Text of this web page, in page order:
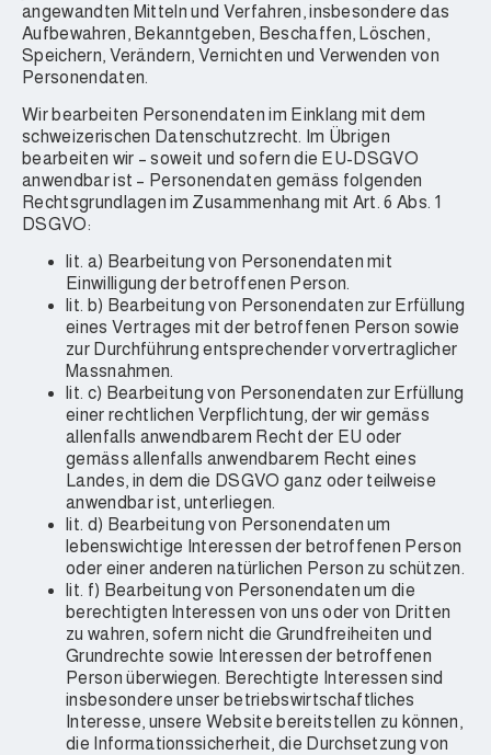
angewandten Mitteln und Verfahren, insbesondere das
Aufbewahren, Bekanntgeben, Beschaffen, Löschen,
Speichern, Verändern, Vernichten und Verwenden von
Personendaten.
Wir bearbeiten Personendaten im Einklang mit dem
schweizerischen Datenschutzrecht. Im Übrigen
bearbeiten wir – soweit und sofern die EU-DSGVO
anwendbar ist – Personendaten gemäss folgenden
Rechtsgrundlagen im Zusammenhang mit Art. 6 Abs. 1
DSGVO:
lit. a) Bearbeitung von Personendaten mit
Einwilligung der betroffenen Person.
lit. b) Bearbeitung von Personendaten zur Erfüllung
eines Vertrages mit der betroffenen Person sowie
zur Durchführung entsprechender vorvertraglicher
Massnahmen.
lit. c) Bearbeitung von Personendaten zur Erfüllung
einer rechtlichen Verpflichtung, der wir gemäss
allenfalls anwendbarem Recht der EU oder
gemäss allenfalls anwendbarem Recht eines
Landes, in dem die DSGVO ganz oder teilweise
anwendbar ist, unterliegen.
lit. d) Bearbeitung von Personendaten um
lebenswichtige Interessen der betroffenen Person
oder einer anderen natürlichen Person zu schützen.
lit. f) Bearbeitung von Personendaten um die
berechtigten Interessen von uns oder von Dritten
zu wahren, sofern nicht die Grundfreiheiten und
Grundrechte sowie Interessen der betroffenen
Person überwiegen. Berechtigte Interessen sind
insbesondere unser betriebswirtschaftliches
Interesse, unsere Website bereitstellen zu können,
die Informationssicherheit, die Durchsetzung von